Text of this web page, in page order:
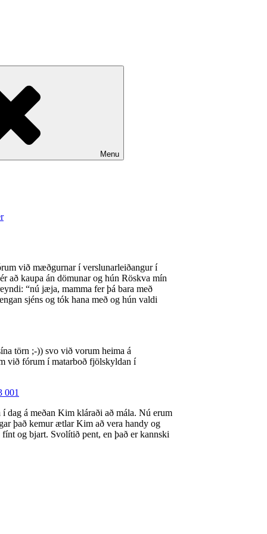
Menu
til
við mæðgurnar í verslunarleiðangur í
að kaupa án dömunar og hún Röskva mín
“nú jæja, mamma fer þá bara með
sjéns og tók hana með og hún valdi
törn ;-)) svo við vorum heima á
við fórum í matarboð fjölskyldan í
dag á meðan Kim kláraði að mála. Nú erum
það kemur ætlar Kim að vera handy og
og bjart. Svolítið pent, en það er kannski